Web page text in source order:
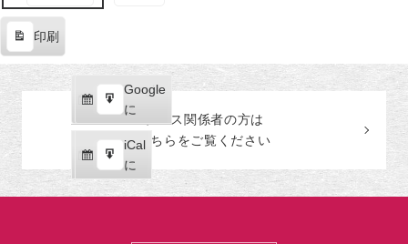
ク
シ
ョ
ン
の
美
人
画
～
の
テ
リ
ー
印刷
示
Google
で
購
読
iCal
で
購
読
Google
に
エ
ク
ス
ポ
iCal
に
エ
ク
プレス関係者の方は
こちらをご覧ください